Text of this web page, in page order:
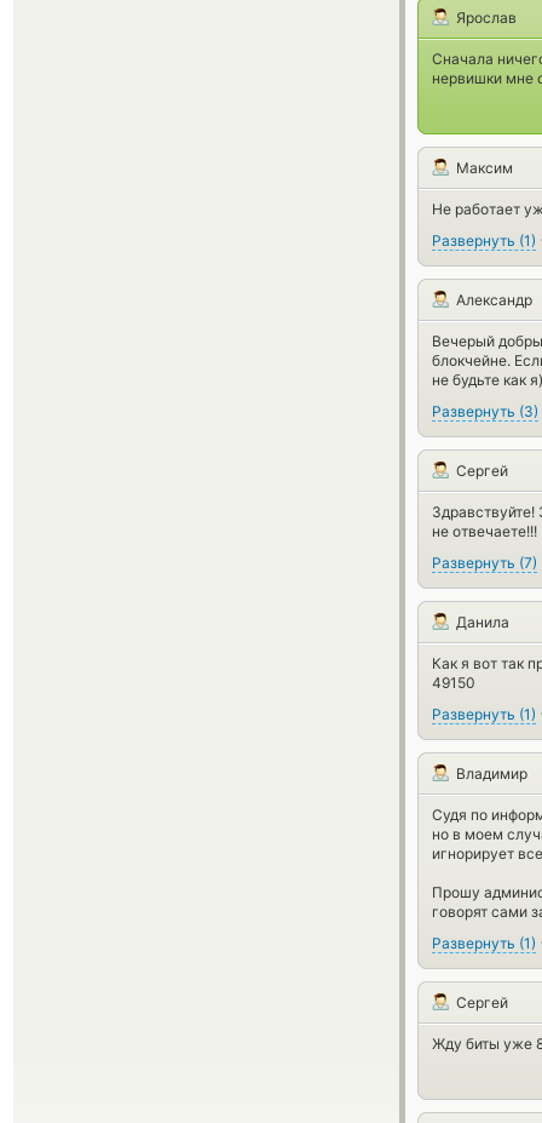
Ярослав
Сначала
нервишки мне
Максим
Не работает
Развернуть (1)
Александр
Вечерый
блокчейне.
не будьте как я)
Развернуть (3)
Сергей
не
Развернуть (7)
Данила
Как я вот так
49150
Развернуть (1)
Владимир
Судя по
но в моем
игнорирует
Прошу
говорят сами
Развернуть (1)
Сергей
Жду биты уже